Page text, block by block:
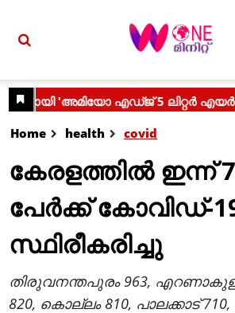
Home health covid
കേരളത്തില്‍ ഇന്ന്
പേര്‍ക്ക് കോവിഡ്-
സ്ഥിരീകരിച്ചു
തിരുവനന്തപുരം 963,
820, കൊല്ലം 810, പാലക്കാട് 710,